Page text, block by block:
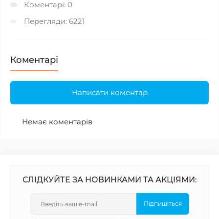
Коментарі: 0
Перегляди: 6221
Коментарі
Написати коментар
Немає коментарів
СЛІДКУЙТЕ ЗА НОВИНКАМИ ТА АКЦІЯМИ:
Підпишіться